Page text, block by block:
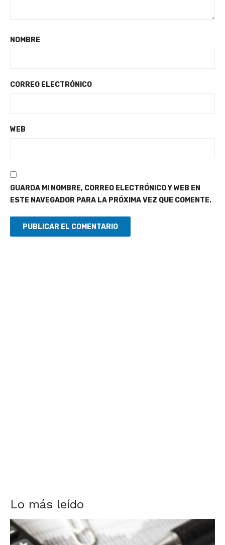
NOMBRE
CORREO ELECTRÓNICO
WEB
GUARDA MI NOMBRE, CORREO ELECTRÓNICO Y WEB EN
ESTE NAVEGADOR PARA LA PRÓXIMA VEZ QUE COMENTE.
Lo más leído